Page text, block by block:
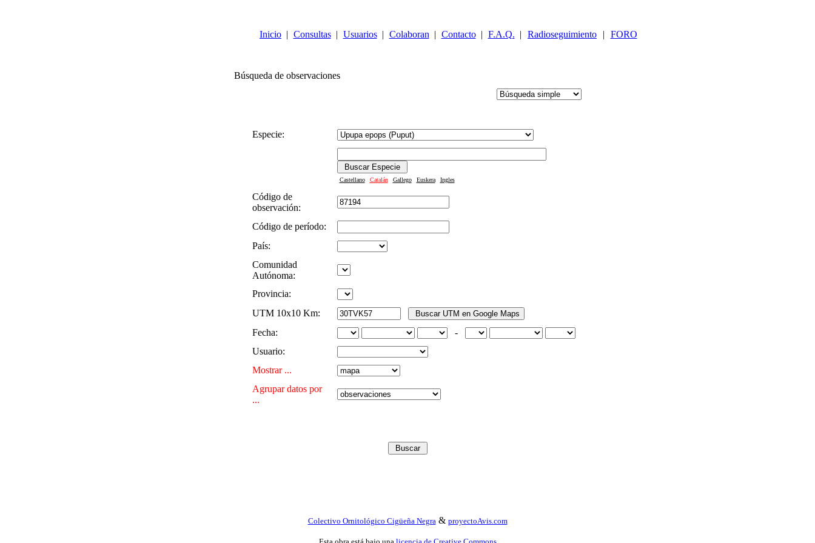
Inicio | Consultas | Usuarios | Colaboran | Contacto | F.A.Q. | Radioseguimiento | FORO
Búsqueda de observaciones
Especie:
Castellano Catalán Gallego Euskera Ingles
Código de
observación:
Código de período:
País:
Comunidad
Autónoma:
Provincia:
UTM 10x10 Km:
Fecha:
-
Usuario:
Mostrar ...
Agrupar datos por
...
Colectivo Ornitológico Cigüeña Negra & proyectoAvis.com